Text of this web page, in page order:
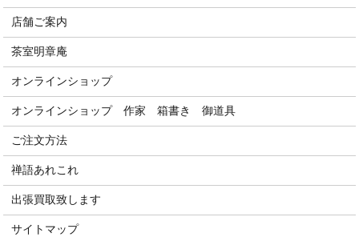
店舗ご案内
茶室明章庵
オンラインショップ
オンラインショップ 作家 箱書き 御道具
ご注文方法
禅語あれこれ
出張買取致します
サイトマップ